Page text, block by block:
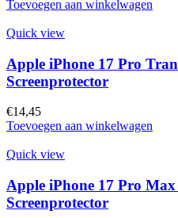
Toevoegen aan winkelwagen
Quick view
Apple iPhone 17 Pro
Screenprotector
€14,45
Toevoegen aan winkelwagen
Quick view
Apple iPhone 17 Pro
Screenprotector